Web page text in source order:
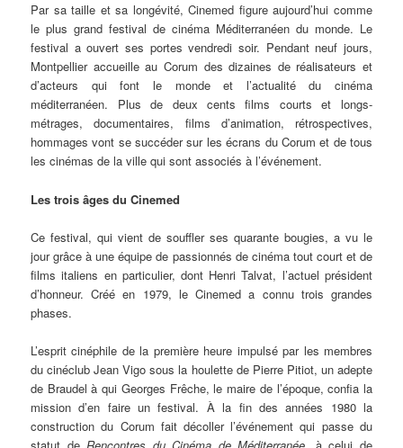
Par sa taille et sa longévité, Cinemed figure aujourd’hui comme
le plus grand festival de cinéma Méditerranéen du monde. Le
festival a ouvert ses portes vendredi soir. Pendant neuf jours,
Montpellier accueille au Corum des dizaines de réalisateurs et
d’acteurs qui font le monde et l’actualité du cinéma
méditerranéen. Plus de deux cents films courts et longs-
métrages, documentaires, films d’animation, rétrospectives,
hommages vont se succéder sur les écrans du Corum et de tous
les cinémas de la ville qui sont associés à l’événement.
Les trois âges du Cinemed
Ce festival, qui vient de souffler ses quarante bougies, a vu le
jour grâce à une équipe de passionnés de cinéma tout court et de
films italiens en particulier, dont Henri Talvat, l’actuel président
d’honneur. Créé en 1979, le Cinemed a connu trois grandes
phases.
L’esprit cinéphile de la première heure impulsé par les membres
du cinéclub Jean Vigo sous la houlette de Pierre Pitiot, un adepte
de Braudel à qui Georges Frêche, le maire de l’époque, confia la
mission d’en faire un festival. À la fin des années 1980 la
construction du Corum fait décoller l’événement qui passe du